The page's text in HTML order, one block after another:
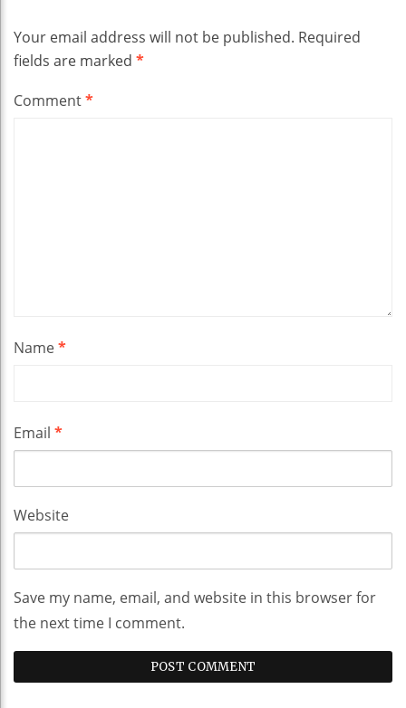
Your email address will not be published. Required
fields are marked *
Comment*
Name*
Email *
Website
Save my name, email, and website in this browser for
the next time I comment.